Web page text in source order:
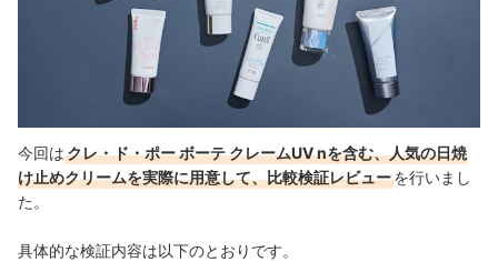
今回はクレ・ド・ポー ボーテ クレームUV nを含む、人気の日焼
け止めクリームを実際に用意して、比較検証レビューを行いまし
た。
具体的な検証内容は以下のとおりです。